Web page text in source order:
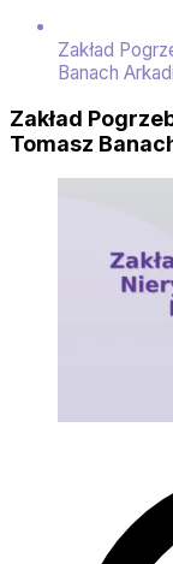
Zakład
Banach
Zakład
Tomasz